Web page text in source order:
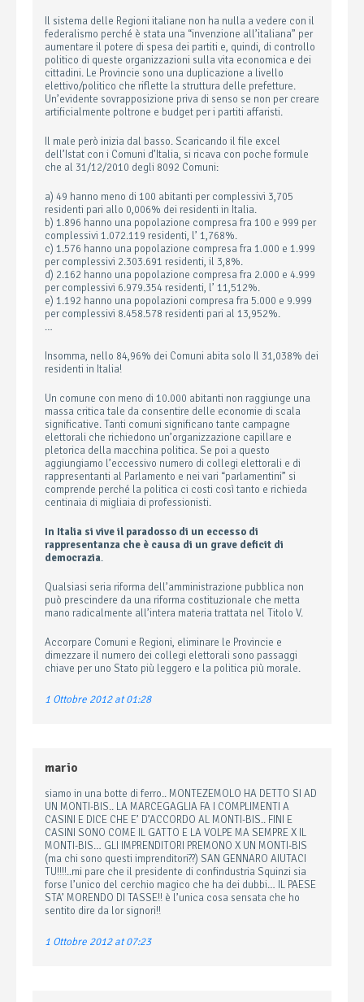
Il sistema delle Regioni italiane non ha nulla a vedere con il
federalismo perché è stata una “invenzione all’italiana” per
aumentare il potere di spesa dei partiti e, quindi, di controllo
politico di queste organizzazioni sulla vita economica e dei
cittadini. Le Provincie sono una duplicazione a livello
elettivo/politico che riflette la struttura delle prefetture.
Un’evidente sovrapposizione priva di senso se non per creare
artificialmente poltrone e budget per i partiti affaristi.
Il male però inizia dal basso. Scaricando il file excel
dell’Istat con i Comuni d’Italia, si ricava con poche formule
che al 31/12/2010 degli 8092 Comuni:
a) 49 hanno meno di 100 abitanti per complessivi 3,705
residenti pari allo 0,006% dei residenti in Italia.
b) 1.896 hanno una popolazione compresa fra 100 e 999 per
complessivi 1.072.119 residenti, l’ 1,768%.
c) 1.576 hanno una popolazione compresa fra 1.000 e 1.999
per complessivi 2.303.691 residenti, il 3,8%.
d) 2.162 hanno una popolazione compresa fra 2.000 e 4.999
per complessivi 6.979.354 residenti, l’ 11,512%.
e) 1.192 hanno una popolazioni compresa fra 5.000 e 9.999
per complessivi 8.458.578 residenti pari al 13,952%.
…
Insomma, nello 84,96% dei Comuni abita solo Il 31,038% dei
residenti in Italia!
Un comune con meno di 10.000 abitanti non raggiunge una
massa critica tale da consentire delle economie di scala
significative. Tanti comuni significano tante campagne
elettorali che richiedono un’organizzazione capillare e
pletorica della macchina politica. Se poi a questo
aggiungiamo l’eccessivo numero di collegi elettorali e di
rappresentanti al Parlamento e nei vari “parlamentini” si
comprende perché la politica ci costi così tanto e richieda
centinaia di migliaia di professionisti.
In Italia si vive il paradosso di un eccesso di
rappresentanza che è causa di un grave deficit di
democrazia.
Qualsiasi seria riforma dell’amministrazione pubblica non
può prescindere da una riforma costituzionale che metta
mano radicalmente all’intera materia trattata nel Titolo V.
Accorpare Comuni e Regioni, eliminare le Provincie e
dimezzare il numero dei collegi elettorali sono passaggi
chiave per uno Stato più leggero e la politica più morale.
1 Ottobre 2012 at 01:28
mario
siamo in una botte di ferro.. MONTEZEMOLO HA DETTO SI AD
UN MONTI-BIS.. LA MARCEGAGLIA FA I COMPLIMENTI A
CASINI E DICE CHE E’ D’ACCORDO AL MONTI-BIS.. FINI E
CASINI SONO COME IL GATTO E LA VOLPE MA SEMPRE X IL
MONTI-BIS… GLI IMPRENDITORI PREMONO X UN MONTI-BIS
(ma chi sono questi imprenditori??) SAN GENNARO AIUTACI
TU!!!!..mi pare che il presidente di confindustria Squinzi sia
forse l’unico del cerchio magico che ha dei dubbi… IL PAESE
STA’ MORENDO DI TASSE!! è l’unica cosa sensata che ho
sentito dire da lor signori!!
1 Ottobre 2012 at 07:23